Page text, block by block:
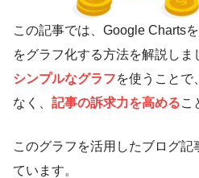
この記事では、Google Charts
をグラフ化する方法を解説しま
シンプルなグラフを使うことで
なく、 記事の訴求力を高めるこ
このグラフを活用したブログ記
ています。